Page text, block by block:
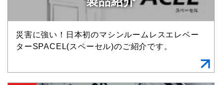
災害に強い！日本初のマシンルームレスエレベー
ターSPACEL(スペーセル)のご紹介です。